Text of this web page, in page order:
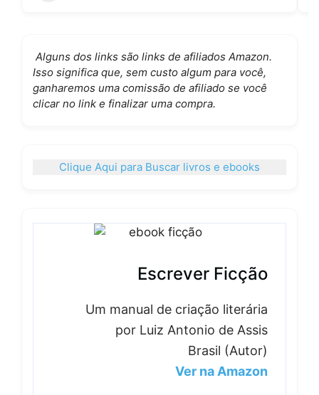
Alguns dos links são links de afiliados Amazon.
Isso significa que, sem custo algum para você,
ganharemos uma comissão de afiliado se você
clicar no link e finalizar uma compra.
Clique Aqui para Buscar livros e ebooks
Escrever Ficção
Um manual de criação literária
por Luiz Antonio de Assis
Brasil (Autor)
Ver na Amazon